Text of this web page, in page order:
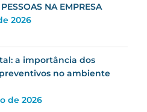
NA EMPRESA
2026
a importância dos
no ambiente
de 2026